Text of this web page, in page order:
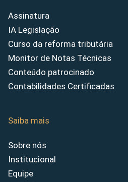
Assinatura
IA Legislação
Curso da reforma tributária
Monitor de Notas Técnicas
Conteúdo patrocinado
Contabilidades Certificadas
Saiba mais
Sobre nós
Institucional
Equipe